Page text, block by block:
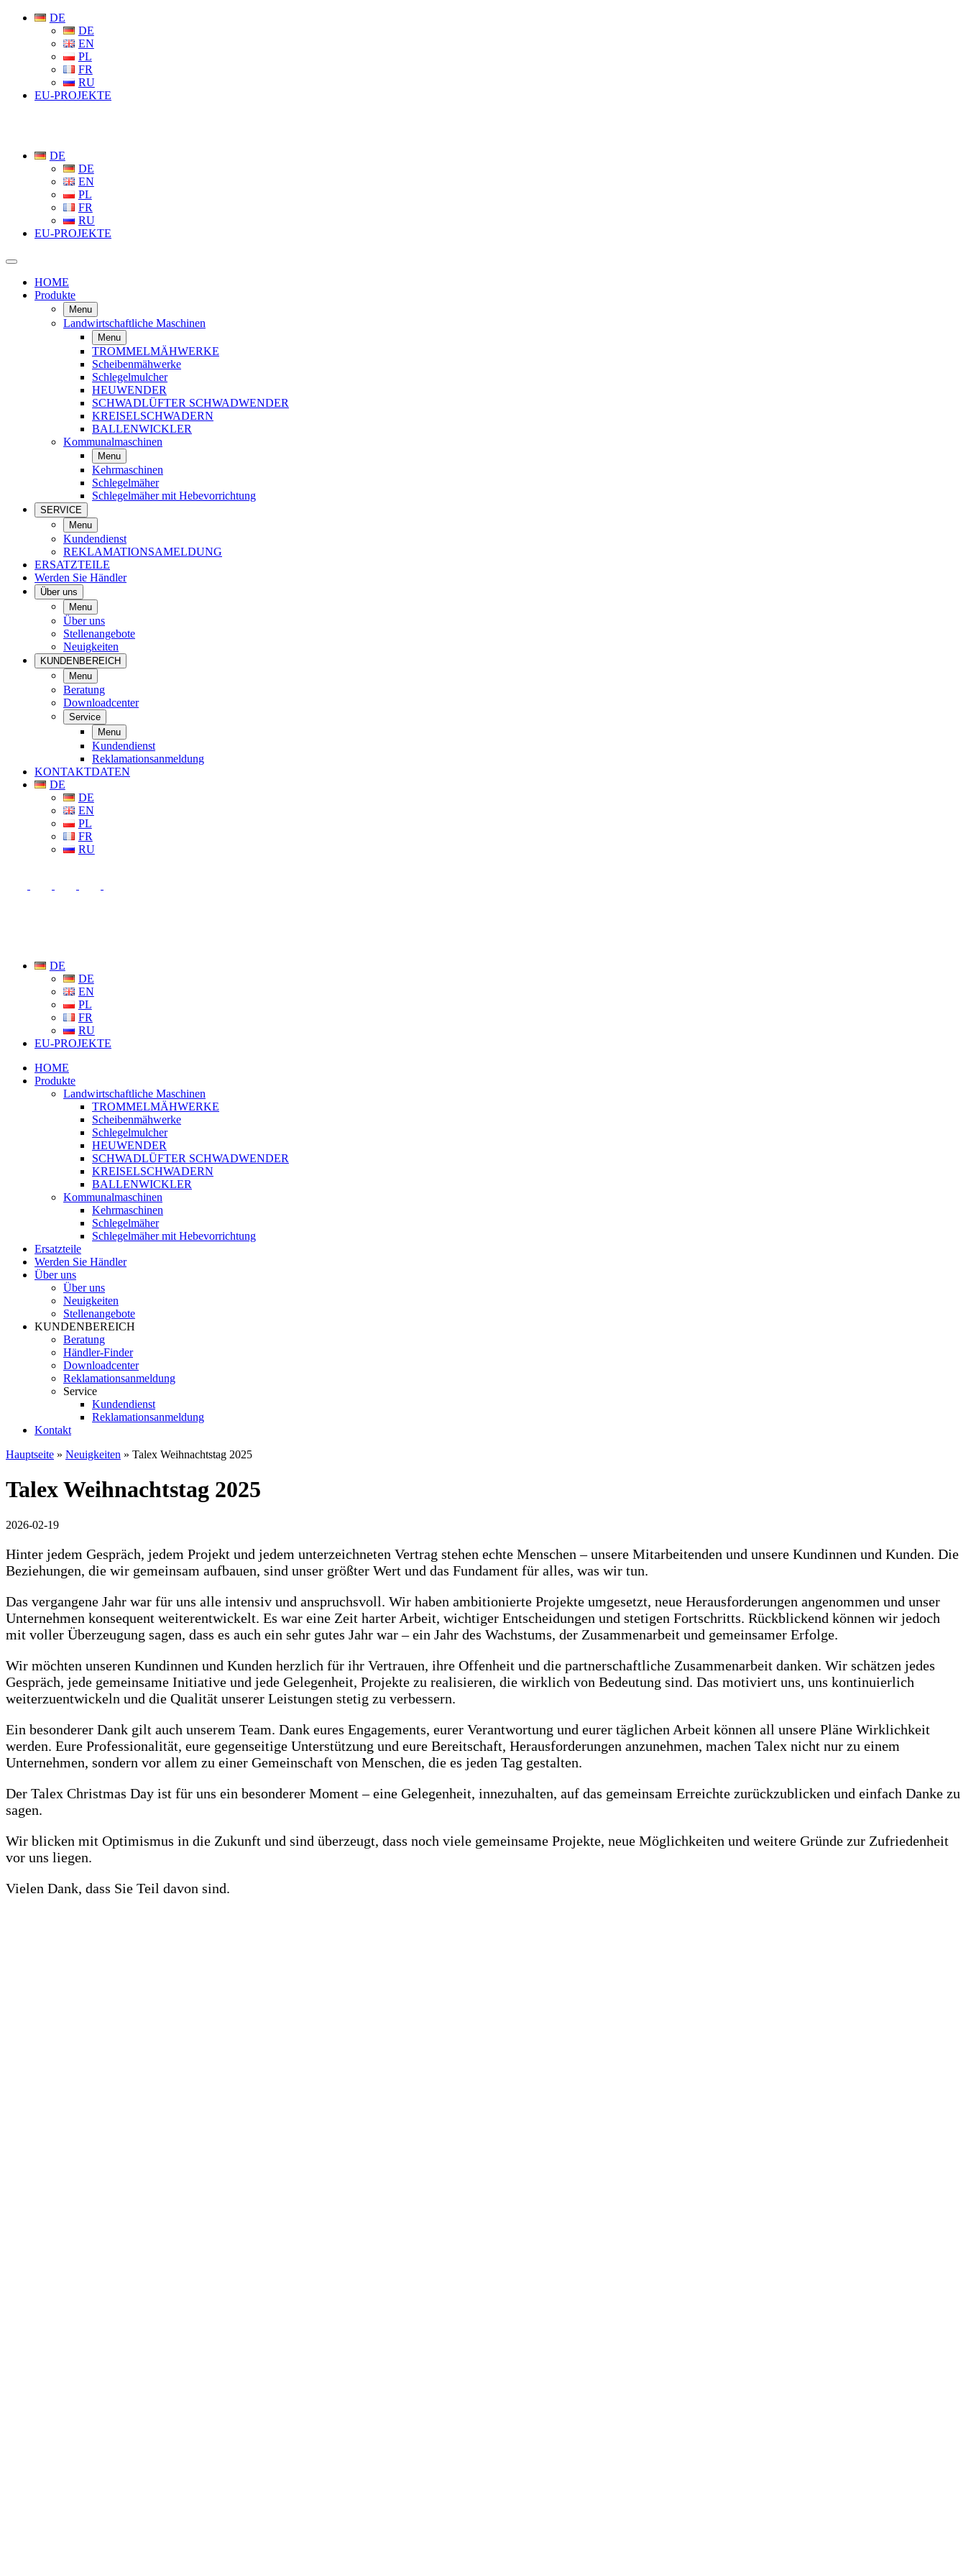
DE
DE
EN
PL
FR
RU
EU-PROJEKTE
DE
DE
EN
PL
FR
RU
EU-PROJEKTE
HOME
Produkte
Menu
Landwirtschaftliche Maschinen
Menu
TROMMELMÄHWERKE
Scheibenmähwerke
Schlegelmulcher
HEUWENDER
SCHWADLÜFTER SCHWADWENDER
KREISELSCHWADERN
BALLENWICKLER
Kommunalmaschinen
Menu
Kehrmaschinen
Schlegelmäher
Schlegelmäher mit Hebevorrichtung
SERVICE
Menu
Kundendienst
REKLAMATIONSAMELDUNG
ERSATZTEILE
Werden Sie Händler
Über uns
Menu
Über uns
Stellenangebote
Neuigkeiten
KUNDENBEREICH
Menu
Beratung
Downloadcenter
Service
Menu
Kundendienst
Reklamationsanmeldung
KONTAKTDATEN
DE
DE
EN
PL
FR
RU
DE
DE
EN
PL
FR
RU
EU-PROJEKTE
HOME
Produkte
Landwirtschaftliche Maschinen
TROMMELMÄHWERKE
Scheibenmähwerke
Schlegelmulcher
HEUWENDER
SCHWADLÜFTER SCHWADWENDER
KREISELSCHWADERN
BALLENWICKLER
Kommunalmaschinen
Kehrmaschinen
Schlegelmäher
Schlegelmäher mit Hebevorrichtung
Ersatzteile
Werden Sie Händler
Über uns
Über uns
Neuigkeiten
Stellenangebote
KUNDENBEREICH
Beratung
Händler-Finder
Downloadcenter
Reklamationsanmeldung
Service
Kundendienst
Reklamationsanmeldung
Kontakt
Hauptseite » Neuigkeiten » Talex Weihnachtstag 2025
Talex Weihnachtstag 2025
2026-02-19
Hinter jedem Gespräch, jedem Projekt und jedem unterzeichneten Vertrag stehen echte Menschen – unsere Mitarbeitenden und unsere Kundinnen und Kunden. Die
Beziehungen, die wir gemeinsam aufbauen, sind unser größter Wert und das Fundament für alles, was wir tun.
Das vergangene Jahr war für uns alle intensiv und anspruchsvoll. Wir haben ambitionierte Projekte umgesetzt, neue Herausforderungen angenommen und unser
Unternehmen konsequent weiterentwickelt. Es war eine Zeit harter Arbeit, wichtiger Entscheidungen und stetigen Fortschritts. Rückblickend können wir jedoch
mit voller Überzeugung sagen, dass es auch ein sehr gutes Jahr war – ein Jahr des Wachstums, der Zusammenarbeit und gemeinsamer Erfolge.
Wir möchten unseren Kundinnen und Kunden herzlich für ihr Vertrauen, ihre Offenheit und die partnerschaftliche Zusammenarbeit danken. Wir schätzen jedes
Gespräch, jede gemeinsame Initiative und jede Gelegenheit, Projekte zu realisieren, die wirklich von Bedeutung sind. Das motiviert uns, uns kontinuierlich
weiterzuentwickeln und die Qualität unserer Leistungen stetig zu verbessern.
Ein besonderer Dank gilt auch unserem Team. Dank eures Engagements, eurer Verantwortung und eurer täglichen Arbeit können all unsere Pläne Wirklichkeit
werden. Eure Professionalität, eure gegenseitige Unterstützung und eure Bereitschaft, Herausforderungen anzunehmen, machen Talex nicht nur zu einem
Unternehmen, sondern vor allem zu einer Gemeinschaft von Menschen, die es jeden Tag gestalten.
Der Talex Christmas Day ist für uns ein besonderer Moment – eine Gelegenheit, innezuhalten, auf das gemeinsam Erreichte zurückzublicken und einfach Danke zu
sagen.
Wir blicken mit Optimismus in die Zukunft und sind überzeugt, dass noch viele gemeinsame Projekte, neue Möglichkeiten und weitere Gründe zur Zufriedenheit
vor uns liegen.
Vielen Dank, dass Sie Teil davon sind.